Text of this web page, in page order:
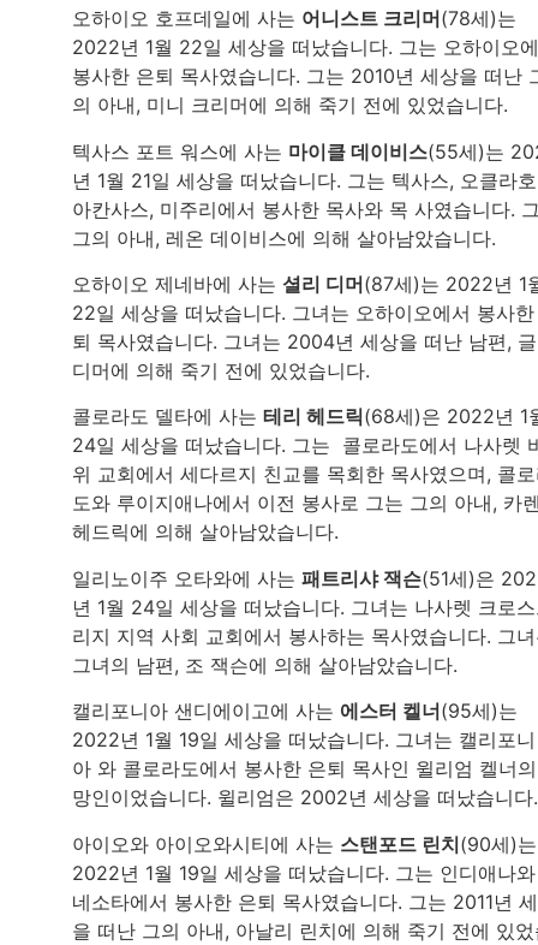
오하이오 호프데일에 사는 어니스트 크리머(78세)는
2022년 1월 22일 세상을 떠났습니다. 그는 오하이오
봉사한 은퇴 목사였습니다. 그는 2010년 세상을 떠난
의 아내, 미니 크리머에 의해 죽기 전에 있었습니다.
텍사스 포트 워스에 사는 마이클 데이비스(55세)는
년 1월 21일 세상을 떠났습니다. 그는 텍사스, 오클라
아칸사스, 미주리에서 봉사한 목사와 목 사였습니다.
그의 아내, 레온 데이비스에 의해 살아남았습니다.
오하이오 제네바에 사는 셜리 디머(87세)는 2022년 1
22일 세상을 떠났습니다. 그녀는 오하이오에서 봉사
퇴 목사였습니다. 그녀는 2004년 세상을 떠난 남편,
디머에 의해 죽기 전에 있었습니다.
콜로라도 델타에 사는 테리 헤드릭(68세)은 2022년 1
24일 세상을 떠났습니다. 그는 콜로라도에서 나사렛
위 교회에서 세다르지 친교를 목회한 목사였으며, 콜
도와 루이지애나에서 이전 봉사로 그는 그의 아내, 카
헤드릭에 의해 살아남았습니다.
일리노이주 오타와에 사는 패트리샤 잭슨(51세)은
년 1월 24일 세상을 떠났습니다. 그녀는 나사렛 크로
리지 지역 사회 교회에서 봉사하는 목사였습니다. 그
그녀의 남편, 조 잭슨에 의해 살아남았습니다.
캘리포니아 샌디에이고에 사는 에스터 켈너(95세)는
2022년 1월 19일 세상을 떠났습니다. 그녀는 캘리포니
아 와 콜로라도에서 봉사한 은퇴 목사인 윌리엄 켈너
망인이었습니다. 윌리엄은 2002년 세상을 떠났습니다.
아이오와 아이오와시티에 사는 스탠포드 린치(90세)는
2022년 1월 19일 세상을 떠났습니다. 그는 인디애나
네소타에서 봉사한 은퇴 목사였습니다. 그는 2011년
을 떠난 그의 아내, 아날리 린치에 의해 죽기 전에 있